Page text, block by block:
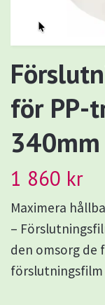
för PP-
340mm
1 860 kr
Maximera
–
den omsorg de
förslutningsfilm